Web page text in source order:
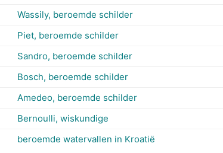
Wassily, beroemde schilder
Piet, beroemde schilder
Sandro, beroemde schilder
Bosch, beroemde schilder
Amedeo, beroemde schilder
Bernoulli, wiskundige
beroemde watervallen in Kroatië